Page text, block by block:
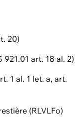
20)
art. 18 al. 2)
1 al. 1 let. a, art.
(RLVLFo)